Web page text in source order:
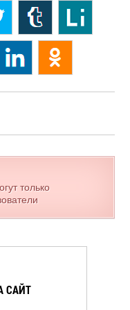
только
САЙТ